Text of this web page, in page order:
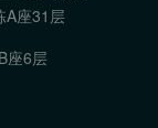
A座31层
座6层